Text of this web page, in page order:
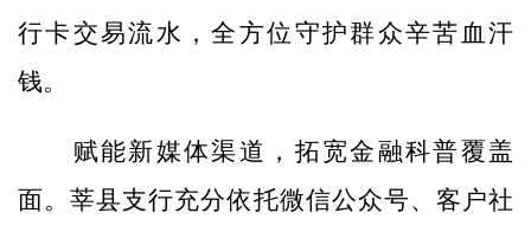
行卡交易流水，全方位守护群众辛苦血汗
钱。
赋能新媒体渠道，拓宽金融科普覆盖
面。莘县支行充分依托微信公众号、客户社